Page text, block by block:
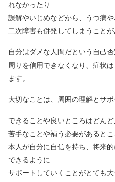
れなかったり
誤解やいじめなどから、うつ病や
二次障害も併発してしまうことが
自分はダメな人間だという自己否
周りを信用できなくなり、症状
ます。
大切なことは、周囲の理解とサポ
できることや良いところはどんど
苦手なことや補う必要があるとこ
本人が自分に自信を持ち、将来
できるように
サポートしていくことがとても大